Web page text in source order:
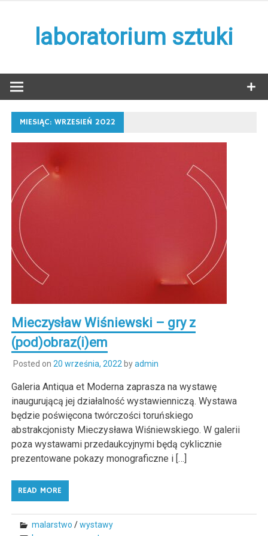
laboratorium sztuki
MIESIĄC:WRZESIEŃ 2022
Mieczysław Wiśniewski – gry z
(pod)obraz(i)em
Posted on 20 września, 2022byadmin
Galeria Antiqua et Moderna zaprasza na wystawę
inaugurującą jej działalność wystawienniczą. Wystawa
będzie poświęcona twórczości toruńskiego
abstrakcjonisty Mieczysława Wiśniewskiego. W galerii
poza wystawami przedaukcyjnymi będą cyklicznie
prezentowane pokazy monograficzne i […]
READ MORE
malarstwo /wystawy